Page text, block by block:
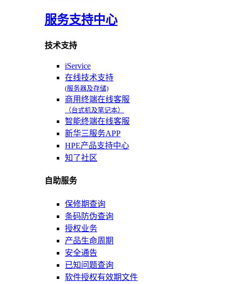
服务支持中心
技术支持
iService
在线技术支持
(服务器及存储)
商用终端在线客服
（台式机及笔记本）
智能终端在线客服
新华三服务APP
HPE产品支持中心
知了社区
自助服务
保修期查询
条码防伪查询
授权业务
产品生命周期
安全通告
已知问题查询
软件授权有效期文件